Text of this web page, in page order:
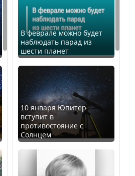
В феврале можно будет
наблюдать парад из
шести планет
10 января Юпитер
вступит в
противостояние с
Солнцем